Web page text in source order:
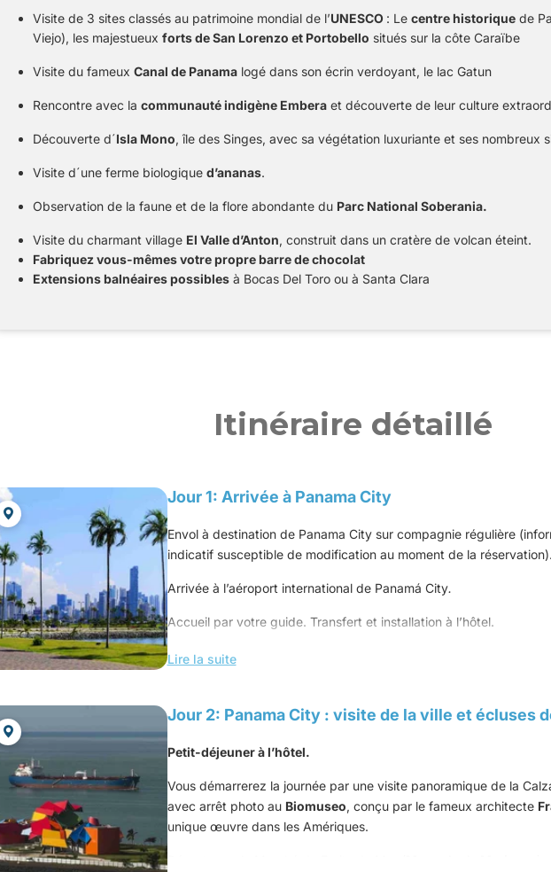
Visite de 3 sites classés au patrimoine mondial de l’UNESCO : Le centre historique de
Viejo), les majestueux forts de San Lorenzo et Portobello situés sur la côte Caraïbe
Visite du fameux Canal de Panama logé dans son écrin verdoyant, le lac Gatun
Rencontre avec la communauté indigène Embera et découverte de leur culture
Découverte d´Isla Mono, île des Singes, avec sa végétation luxuriante et ses nombreux
Visite d´une ferme biologique d’ananas.
Observation de la faune et de la flore abondante du Parc National Soberania.
Visite du charmant village El Valle d’Anton, construit dans un cratère de volcan éteint.
Fabriquez vous-mêmes votre propre barre de chocolat
Extensions balnéaires possibles à Bocas Del Toro ou à Santa Clara
Itinéraire détaillé
Jour 1: Arrivée à Panama City
Envol à destination de Panama City sur compagnie régulière
indicatif susceptible de modification au moment de la réservation).
Arrivée à l’aéroport international de Panamá City.
Accueil par votre guide. Transfert et installation à l’hôtel.
Dîner libre
Bon à savoir :votre hôtel est situé dans un quartier de Panama
de nombreuses offres pour vous restaurer le soir venu, en toute
de varier vos menus et de profiter ainsi de l’offre culinaire de
Lire la suite
Jour 2: Panama City : visite de la ville et écluses
Petit-déjeuner à l’hôtel.
Vous démarrerez la journée par une visite panoramique de la
avec arrêt photo au Biomuseo, conçu par le fameux architecte
unique œuvre dans les Amériques.
Départ pour le Marché de Fruits de Mer (